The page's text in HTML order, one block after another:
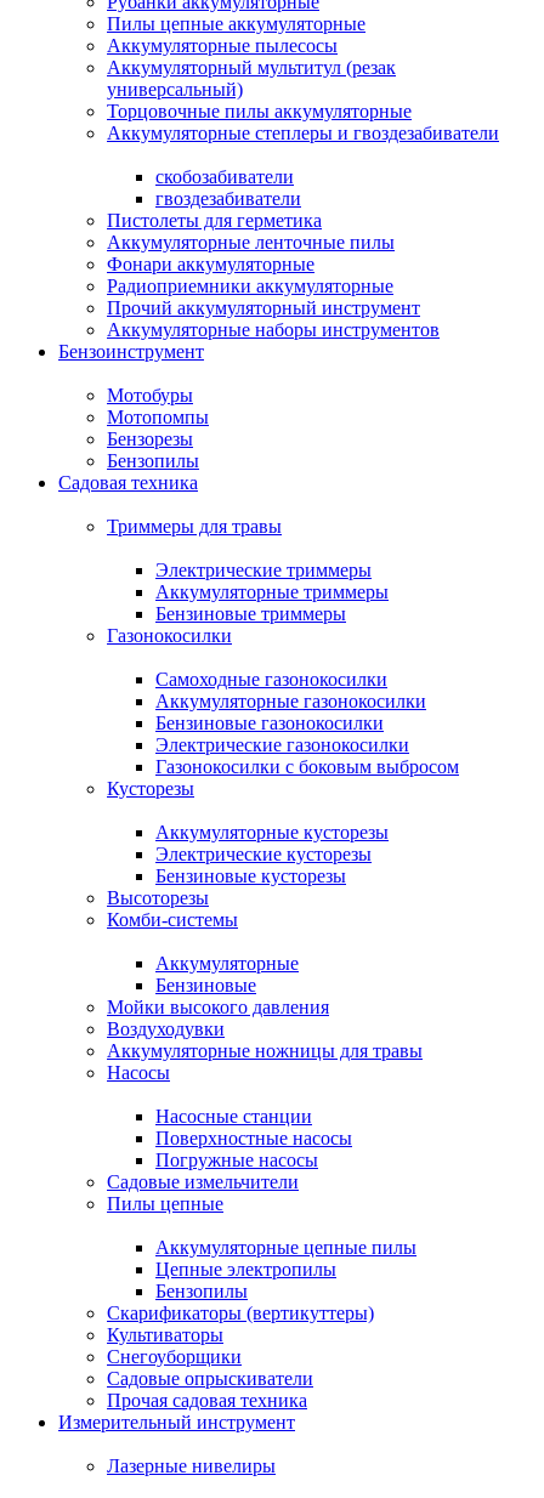
Пилы цепные аккумуляторные
Аккумуляторные пылесосы
Аккумуляторный мультитул (резак
универсальный)
Торцовочные пилы аккумуляторные
Аккумуляторные степлеры и гвоздезабиватели
скобозабиватели
гвоздезабиватели
Пистолеты для герметика
Аккумуляторные ленточные пилы
Фонари аккумуляторные
Радиоприемники аккумуляторные
Прочий аккумуляторный инструмент
Аккумуляторные наборы инструментов
Бензоинструмент
Мотобуры
Мотопомпы
Бензорезы
Бензопилы
Садовая техника
Триммеры для травы
Электрические триммеры
Аккумуляторные триммеры
Бензиновые триммеры
Газонокосилки
Самоходные газонокосилки
Аккумуляторные газонокосилки
Бензиновые газонокосилки
Электрические газонокосилки
Газонокосилки с боковым выбросом
Кусторезы
Аккумуляторные кусторезы
Электрические кусторезы
Бензиновые кусторезы
Высоторезы
Комби-системы
Аккумуляторные
Бензиновые
Мойки высокого давления
Воздуходувки
Аккумуляторные ножницы для травы
Насосы
Насосные станции
Поверхностные насосы
Погружные насосы
Садовые измельчители
Пилы цепные
Аккумуляторные цепные пилы
Цепные электропилы
Бензопилы
Скарификаторы (вертикуттеры)
Культиваторы
Снегоуборщики
Садовые опрыскиватели
Прочая садовая техника
Измерительный инструмент
Лазерные нивелиры